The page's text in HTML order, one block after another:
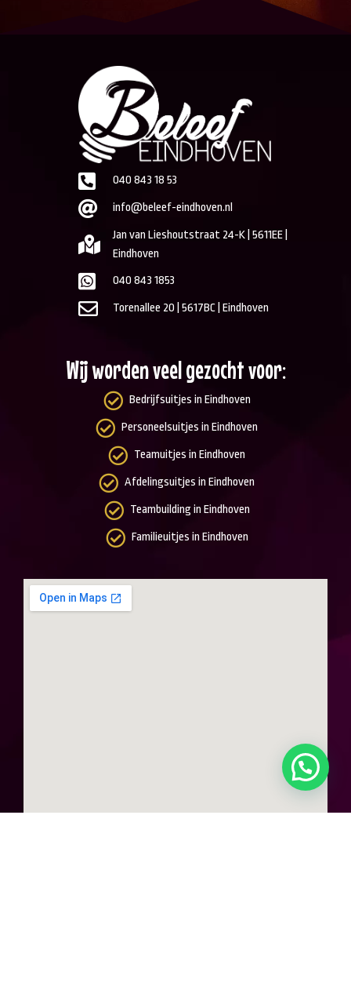
040 843 18 53
info@beleef-eindhoven.nl
Jan van Lieshoutstraat 24-K | 5611EE |
Eindhoven
040 843 1853
Torenallee 20 | 5617BC | Eindhoven
Wij worden veel gezocht voor:
Bedrijfsuitjes in Eindhoven
Personeelsuitjes in Eindhoven
Teamuitjes in Eindhoven
Afdelingsuitjes in Eindhoven
Teambuilding in Eindhoven
Familieuitjes in Eindhoven